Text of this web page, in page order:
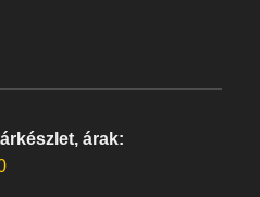
árak: